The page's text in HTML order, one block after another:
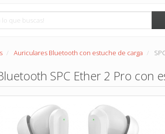
Auriculares Bluetooth con estuche de carga
SPC Ether 2 Pro con